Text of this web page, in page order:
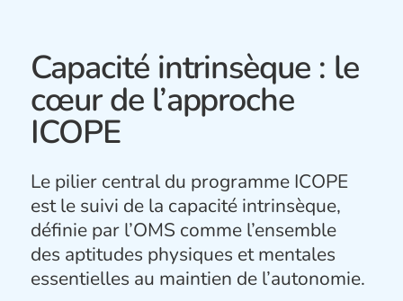
Capacité intrinsèque : le
cœur de l’approche
ICOPE
Le pilier central du programme ICOPE
est le suivi de la capacité intrinsèque,
définie par l’OMS comme l’ensemble
des aptitudes physiques et mentales
essentielles au maintien de l’autonomie.